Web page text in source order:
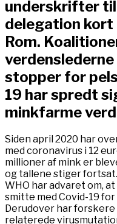
underskrifter
delegation
Rom.
stopper for
19 har spredt
minkfarme
Siden april 2020 har
med coronavirus i 12
millioner af mink er
og tallene stiger
WHO har advaret om,
smitte med Covid-19
Derudover har
relaterede